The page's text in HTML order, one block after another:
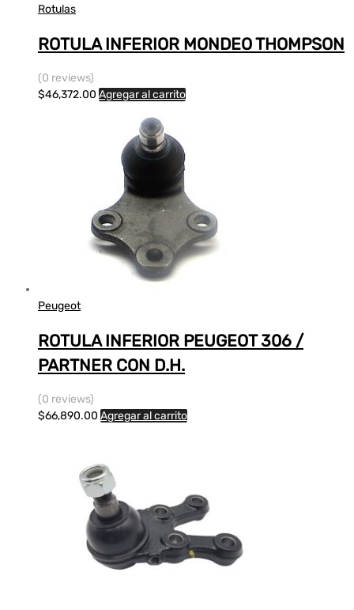
Rotulas
ROTULA INFERIOR MONDEO THOMPSON
(0 reviews)
$46,372.00 Agregar al carrito
Peugeot
ROTULA INFERIOR PEUGEOT 306 /
PARTNER CON D.H.
(0 reviews)
$66,890.00 Agregar al carrito